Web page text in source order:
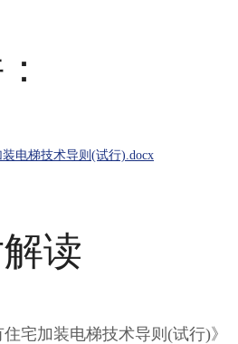
电梯技术导则(试行).docx
读
住宅加装电梯技术导则(试行)》